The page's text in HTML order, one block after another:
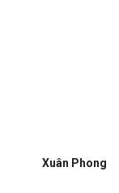
Xuân Phong